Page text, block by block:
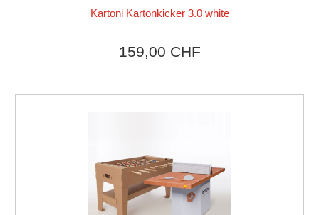
Produkt ansehen
Kartoni Kartonkicker 3.0 white
159,00 CHF